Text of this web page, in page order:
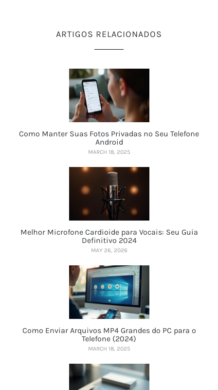
ARTIGOS RELACIONADOS
Como Manter Suas Fotos Privadas no Seu Telefone
Android
MARCH 18, 2025
Melhor Microfone Cardioide para Vocais: Seu Guia
Definitivo 2024
MAY 26, 2026
Como Enviar Arquivos MP4 Grandes do PC para o
Telefone (2024)
MARCH 18, 2025